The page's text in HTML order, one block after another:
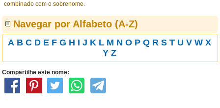
combinado com o sobrenome.
Navegar por Alfabeto (A-Z)
A B C D E F G H I J K L M N O P Q R S T U V W X
Y Z
Compartilhe este nome: